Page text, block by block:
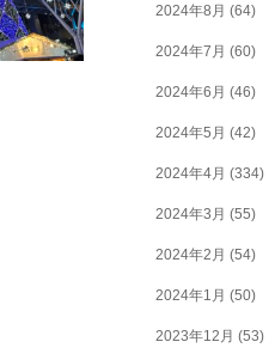
2024年8月 (64)
2024年7月 (60)
2024年6月 (46)
2024年5月 (42)
2024年4月 (334)
2024年3月 (55)
2024年2月 (54)
2024年1月 (50)
2023年12月 (53)